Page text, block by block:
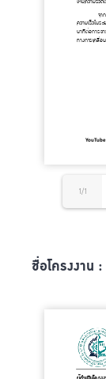
1/1
ชื่อโครงงาน :